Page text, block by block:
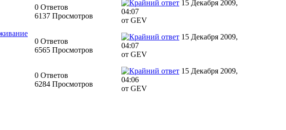
0 Ответов
6137 Просмотров
15 Декабря 2009,
04:07
от GEV
0 Ответов
6565 Просмотров
15 Декабря 2009,
04:07
от GEV
0 Ответов
6284 Просмотров
15 Декабря 2009,
04:06
от GEV